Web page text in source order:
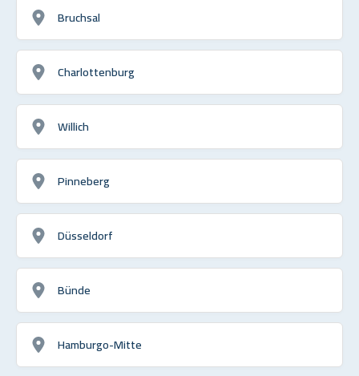
Bruchsal
Charlottenburg
Willich
Pinneberg
Düsseldorf
Bünde
Hamburgo-Mitte